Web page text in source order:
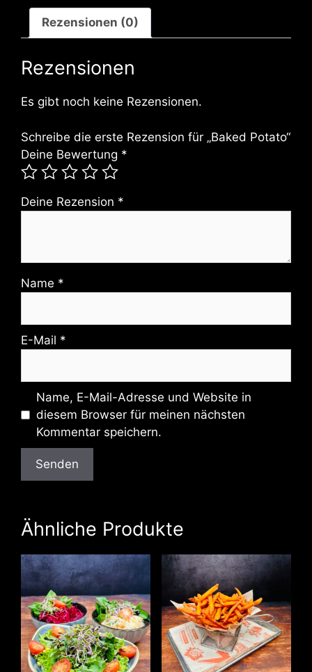
Rezensionen (0)
Rezensionen
Es gibt noch keine Rezensionen.
Schreibe die erste Rezension für „Baked Potato“
Deine Bewertung *
Deine Rezension *
Name *
E-Mail *
Name, E-Mail-Adresse und Website in
diesem Browser für meinen nächsten
Kommentar speichern.
Ähnliche Produkte